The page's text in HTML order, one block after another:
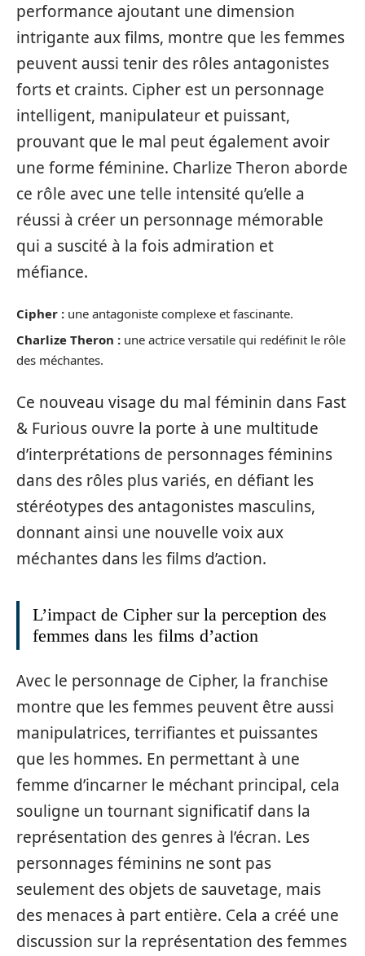
performance ajoutant une dimension
intrigante aux films, montre que les femmes
peuvent aussi tenir des rôles antagonistes
forts et craints. Cipher est un personnage
intelligent, manipulateur et puissant,
prouvant que le mal peut également avoir
une forme féminine. Charlize Theron aborde
ce rôle avec une telle intensité qu’elle a
réussi à créer un personnage mémorable
qui a suscité à la fois admiration et
méfiance.
Cipher : une antagoniste complexe et fascinante.
Charlize Theron : une actrice versatile qui redéfinit le rôle
des méchantes.
Ce nouveau visage du mal féminin dans Fast
& Furious ouvre la porte à une multitude
d’interprétations de personnages féminins
dans des rôles plus variés, en défiant les
stéréotypes des antagonistes masculins,
donnant ainsi une nouvelle voix aux
méchantes dans les films d’action.
L’impact de Cipher sur la perception des
femmes dans les films d’action
Avec le personnage de Cipher, la franchise
montre que les femmes peuvent être aussi
manipulatrices, terrifiantes et puissantes
que les hommes. En permettant à une
femme d’incarner le méchant principal, cela
souligne un tournant significatif dans la
représentation des genres à l’écran. Les
personnages féminins ne sont pas
seulement des objets de sauvetage, mais
des menaces à part entière. Cela a créé une
discussion sur la représentation des femmes